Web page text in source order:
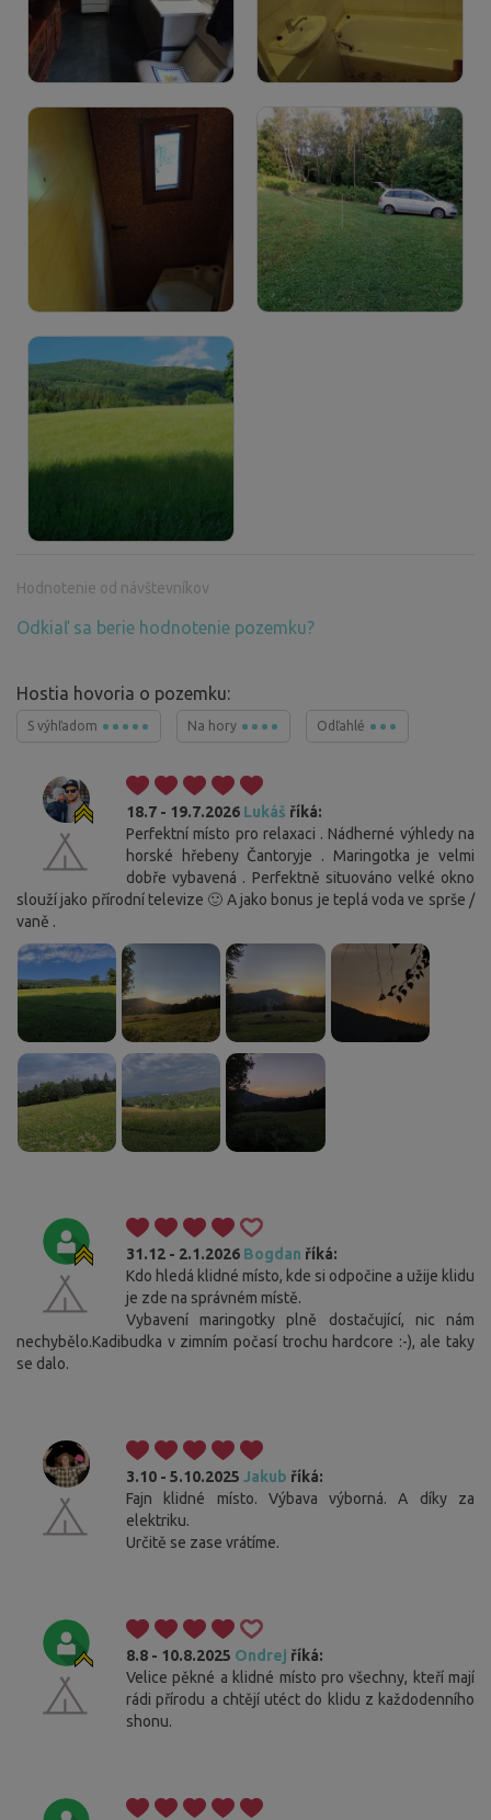
Hodnotenie od návštevníkov
Odkiaľ sa berie hodnotenie pozemku?
Hostia hovoria o pozemku:
S výhľadom Na hory Odľahlé
18.7 - 19.7.2026 Lukáš říká:
Perfektní místo pro relaxaci . Nádherné výhledy na
horské hřebeny Čantoryje . Maringotka je velmi
dobře vybavená . Perfektně situováno velké okno
slouží jako přírodní televize 🙂 A jako bonus je teplá voda ve sprše /
vaně .
31.12 - 2.1.2026 Bogdan říká:
Kdo hledá klidné místo, kde si odpočine a užije klidu
je zde na správném místě.
Vybavení maringotky plně dostačující, nic nám
nechybělo.Kadibudka v zimním počasí trochu hardcore :-), ale taky
se dalo.
3.10 - 5.10.2025 Jakub říká:
Fajn klidné místo. Výbava výborná. A díky za
elektriku.
Určitě se zase vrátíme.
8.8 - 10.8.2025 Ondrej říká:
Velice pěkné a klidné místo pro všechny, kteří mají
rádi přírodu a chtějí utéct do klidu z každodenního
shonu.